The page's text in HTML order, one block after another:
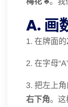
A. 画
1. 在牌面的
2. 在字母
3. 把左上角
右下角。这